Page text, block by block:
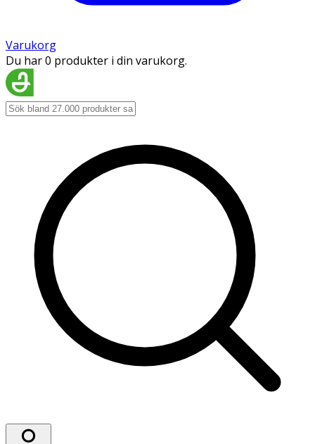
Varukorg
Du har 0 produkter i din varukorg.